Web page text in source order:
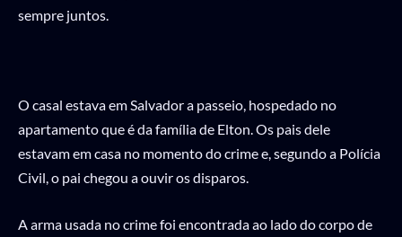
sempre juntos.
O casal estava em Salvador a passeio, hospedado no
apartamento que é da família de Elton. Os pais dele
estavam em casa no momento do crime e, segundo a Polícia
Civil, o pai chegou a ouvir os disparos.
A arma usada no crime foi encontrada ao lado do corpo de